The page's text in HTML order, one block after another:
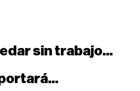
sin trabajo...